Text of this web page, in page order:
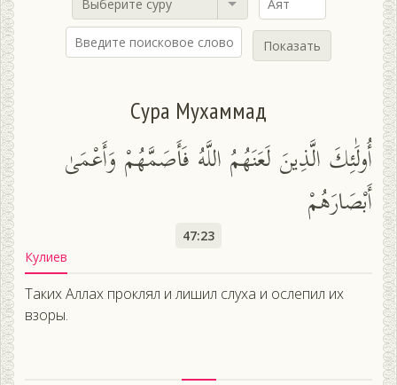
Выберите суру
Показать
Сура Мухаммад
أُولَٰئِكَ الَّذِينَ لَعَنَهُمُ اللَّهُ فَأَصَمَّهُمْ وَأَعْمَىٰ
أَبْصَارَهُمْ
47:23
Кулиев
Таких Аллах проклял и лишил слуха и ослепил их
взоры.